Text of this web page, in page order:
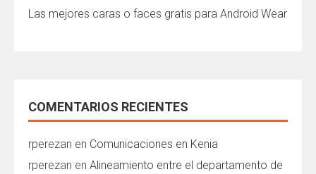
Las mejores caras o faces gratis para Android Wear
COMENTARIOS RECIENTES
rperezan en Comunicaciones en Kenia
rperezan en Alineamiento entre el departamento de